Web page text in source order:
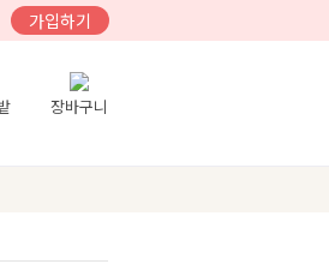
가입하기
장바구니